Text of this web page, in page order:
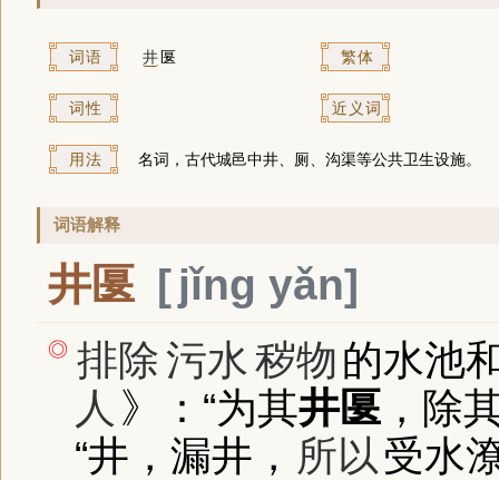
词语 井 匽 繁体
词性 近义词
用法 名词，古代城邑中井、厕、沟渠等公共卫生设施。
词语解释
井匽 jǐng yǎn
◎ 排除污水秽物的水池
人 》 ：“为其井匽 ，除
“井，漏井， 所以 受水